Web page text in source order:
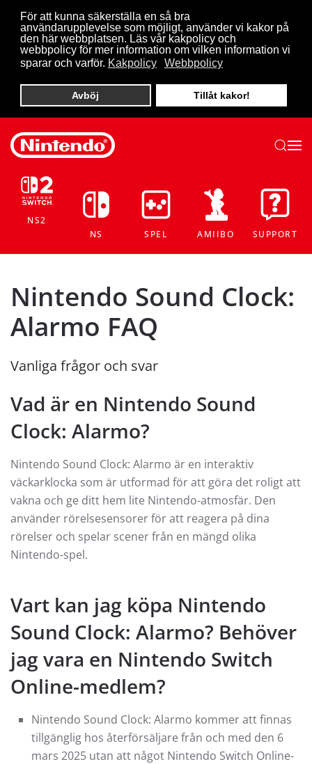
För att kunna säkerställa en så bra
användarupplevelse som möjligt, använder vi kakor på
den här webbplatsen. Läs vår kakpolicy och
webbpolicy för mer information om vilken information vi
sparar och varför. Kakpolicy Webbpolicy
Avböj Tillåt kakor!
Skip to main content
NS2
NS
SPEL AMIIBO SUPPORT
Nintendo Sound Clock:
Alarmo FAQ
Vanliga frågor och svar
Vad är en Nintendo Sound
Clock: Alarmo?
Nintendo Sound Clock: Alarmo är en interaktiv
väckarklocka som är utformad för att göra det roligt att
vakna och ge ditt hem lite Nintendo-atmosfär. Den
använder rörelsesensorer för att reagera på dina
rörelser och spelar scener från en mängd olika
Nintendo-spel.
Vart kan jag köpa Nintendo
Sound Clock: Alarmo? Behöver
jag vara en Nintendo Switch
Online-medlem?
Nintendo Sound Clock: Alarmo kommer att finnas
tillgänglig hos återförsäljare från och med den 6
mars 2025 utan att något Nintendo Switch Online-